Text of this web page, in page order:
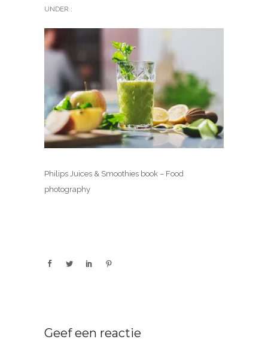
UNDER :
Philips Juices & Smoothies book – Food
photography
Geef een reactie